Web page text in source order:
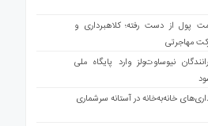
و ۴ همت پول از دست رفته؛ کلاهبرداری و
مهاجرتی
نیوساوت‌ولز وارد پایگاه ملی
خانه‌به‌خانه در آستانه سرشماری